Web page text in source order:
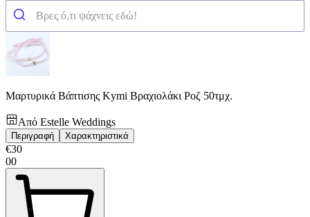
Μαρτυρικά Βάπτισης Kymi Βραχιολάκι Ροζ 50τμχ.
Από Estelle Weddings
Περιγραφή Χαρακτηριστικά
€30
00